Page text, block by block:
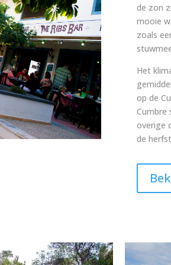
de zon
mooie
zoals
Het
op de
Cumbre
overige
de